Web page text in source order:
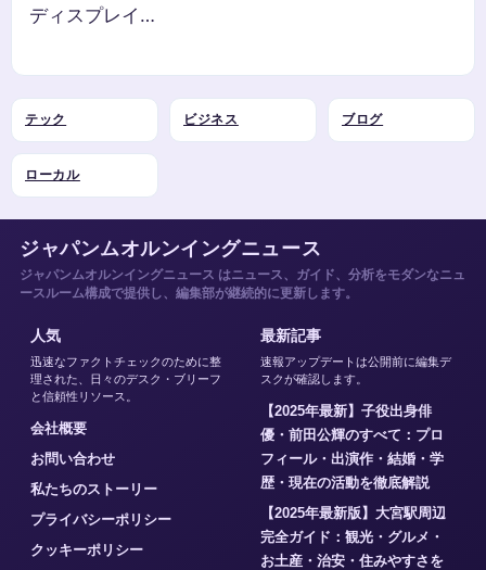
ディスプレイ…
テック ビジネス ブログ
ローカル
ジャパンムオルンイングニュース
ジャパンムオルンイングニュース はニュース、ガイド、分析をモダンなニュ
ースルーム構成で提供し、編集部が継続的に更新します。
人気
迅速なファクトチェックのために整
理された、日々のデスク・ブリーフ
と信頼性リソース。
会社概要
お問い合わせ
私たちのストーリー
プライバシーポリシー
クッキーポリシー
最新記事
速報アップデートは公開前に編集デ
スクが確認します。
【2025年最新】子役出身俳
優・前田公輝のすべて：プロ
フィール・出演作・結婚・学
歴・現在の活動を徹底解説
【2025年最新版】大宮駅周辺
完全ガイド：観光・グルメ・
お土産・治安・住みやすさを